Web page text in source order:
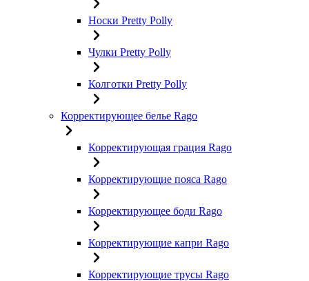
Носки Pretty Polly
Чулки Pretty Polly
Колготки Pretty Polly
Корректирующее белье Rago
Корректирующая грация Rago
Корректирующие пояса Rago
Корректирующее боди Rago
Корректирующие капри Rago
Корректирующие трусы Rago